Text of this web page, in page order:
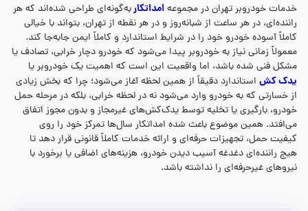
خدمات خودروبر تهران در مجموعهامداتکاربه‌گونه‌ای طراحی شده‌اند که هر
راننده‌ای، در هر ساعت از شبانه‌روز و در هر نقطه از تهران، بتواند با خیالی
کاملاً آسوده خودرو خود را در شرایط استاندارد و کاملاً ایمن جابه‌جا کند.
معمولاً زمانی نیاز به خودروبر پیدا می‌شود که خودرو دچار خرابی، تصادف یا
مشکل فنی شده باشد، اما واقعیت این است که اهمیت یک خودروبر یا
یدک کش استاندارد دقیقاً از همین لحظه آغاز می‌شود؛ چرا که بخش زیادی
از خسارتی که به خودرو وارد می‌شود نه در لحظه خرابی، بلکه در مرحله حمل
خودرو، بارگیری یا تخلیه توسط یدک‌کش‌های غیرمجاز و بدون مجوز اتفاق
می‌افتد. همین موضوع باعث شده امداتکار سال‌ها تمرکز خود را روی
کیفیت حمل، تجهیزات حرفه‌ای و ارائه خدمات کاملاً قانونی قرار دهد تا
هیچ راننده‌ای دغدغه آسیب دیدن خودرو، هزینه‌های اضافی یا برخورد با
نیروهای غیرحرفه‌ای را نداشته باشد.